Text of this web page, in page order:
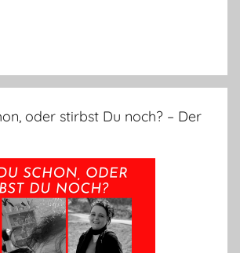
oder stirbst Du noch? – Der